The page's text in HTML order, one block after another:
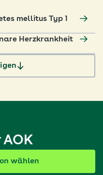
mellitus Typ 1
Herzkrankheit
wählen